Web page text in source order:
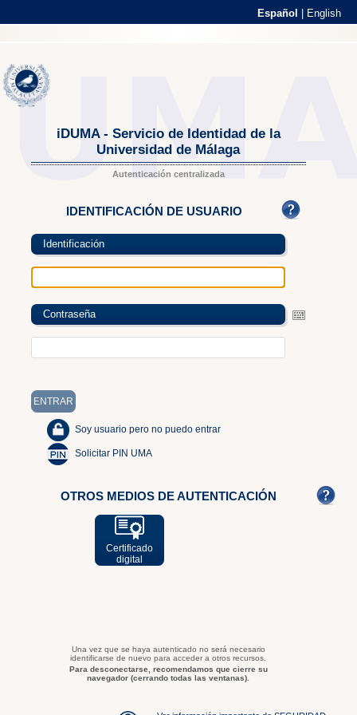
Español English
iDUMA - Servicio de Identidad de la
Universidad de Málaga
Autenticación centralizada
IDENTIFICACIÓN DE USUARIO
Identificación
Contraseña
Soy usuario pero no puedo entrar
Solicitar PIN UMA
OTROS MEDIOS DE AUTENTICACIÓN
Certificado
digital
Una vez que se haya autenticado no será necesario
identificarse de nuevo para acceder a otros recursos.
Para desconectarse, recomendamos que cierre su
navegador (cerrando todas las ventanas).